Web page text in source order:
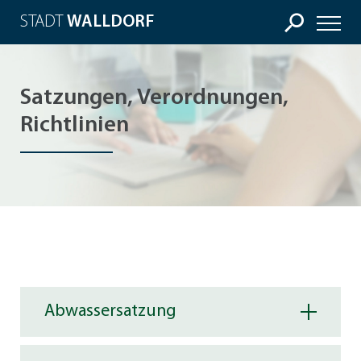
STADT WALLDORF
Satzungen, Verordnungen,
Richtlinien
Abwassersatzung